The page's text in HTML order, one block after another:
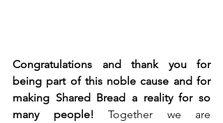
Congratulations and thank you for
being part of this noble cause and for
making Shared Bread a reality for so
many people! Together we are